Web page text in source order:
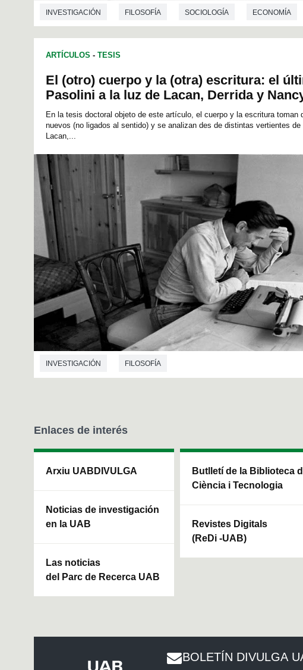
INVESTIGACIÓN FILOSOFÍA SOCIOLOGÍA ECONOMÍA
ARTÍCULOS - TESIS
El (otro) cuerpo y la (otra) escritura: el
Pasolini a la luz de Lacan, Derrida y
En la tesis doctoral objeto de este artículo, el cuerpo y la escritura toman
nuevos (no ligados al sentido) y se analizan des de distintas vertientes de
Lacan,...
INVESTIGACIÓN FILOSOFÍA
Enlaces de interés
Arxiu UABDIVULGA
Noticias de investigación
en la UAB
Las noticias
del Parc de Recerca UAB
Butlletí de la Biblioteca
Ciència i Tecnologia
Revistes Digitals
(ReDi -UAB)
BOLETÍN DIVULGA